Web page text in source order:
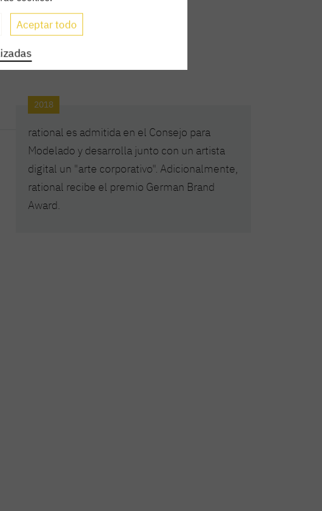
2018
rational es admitida en el Consejo para
Modelado y desarrolla junto con un artista
digital un "arte corporativo". Adicionalmente,
rational recibe el premio German Brand
Award.
Aceptar todo